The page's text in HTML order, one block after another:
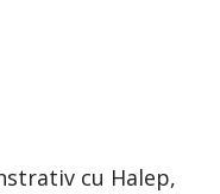
cu Halep,